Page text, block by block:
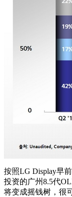
按照LG Display早
投资的广州8.5代
将变成摇钱树，很